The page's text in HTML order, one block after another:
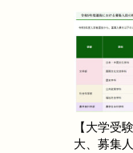
【大学受
大、募集